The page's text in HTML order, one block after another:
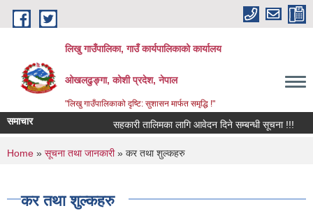
Skip to main content
लिखु गाउँपालिका, गाउँ कार्यपालिकाको कार्यालय
ओखलढुङ्गा, कोशी प्रदेश, नेपाल
"लिखु गाउँपालिकाको दृष्टि: सुशासन मार्फत समृद्धि !"
समाचार सहकारी तालिमका लागि आवेदन दिने सम्बन्धी सूचना !!!
You are here
Home » सूचना तथा जानकारी» कर तथा शुल्कहरु
कर तथा शुल्कहरु